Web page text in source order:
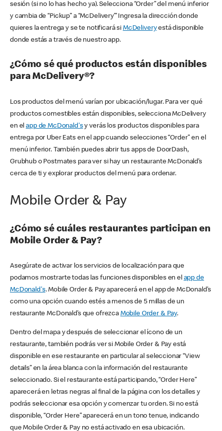
sesión (si no lo has hecho ya). Selecciona “Order” del menú inferior
y cambia de “Pickup” a “McDelivery’” Ingresa la dirección donde
quieres la entrega y se te notificará si McDeliveryestá disponible
donde estás a través de nuestro app.
¿Cómo sé qué productos están disponibles
para McDelivery®?
Los productos del menú varían por ubicación/lugar. Para ver qué
productos comestibles están disponibles, selecciona McDelivery
en elapp de McDonald'sy verás los productos disponibles para
entrega por Uber Eats en el app cuando selecciones “Order” en el
menú inferior. También puedes abrir tus apps de DoorDash,
Grubhub o Postmates para ver si hay un restaurante McDonald’s
cerca de ti y explorar productos del menú para ordenar.
Mobile Order & Pay
¿Cómo sé cuáles restaurantes participan en
Mobile Order & Pay?
Asegúrate de activar los servicios de localización para que
podamos mostrarte todas las funciones disponibles en el app de
McDonald's. Mobile Order & Pay aparecerá en el app de McDonald’s
como una opción cuando estés a menos de 5 millas de un
restaurante McDonald’s que ofrezca Mobile Order & Pay.
Dentro del mapa y después de seleccionar el ícono de un
restaurante, también podrás ver si Mobile Order & Pay está
disponible en ese restaurante en particular al seleccionar “View
details” en la área blanca con la información del restaurante
seleccionado. Si el restaurante está participando, “Order Here”
aparecerá en letras negras al final de la página con los detalles y
podrás seleccionar esa opción y comenzar tu orden. Si no está
disponible, “Order Here” aparecerá en un tono tenue, indicando
que Mobile Order & Pay no está activado en esa ubicación.